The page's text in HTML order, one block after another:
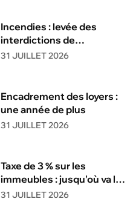
Incendies : levée des
interdictions de
circulation
31 JUILLET 2026
Encadrement des loyers :
une année de plus
31 JUILLET 2026
Taxe de 3 % sur les
immeubles : jusqu'où va la
tolérance de
31 JUILLET 2026